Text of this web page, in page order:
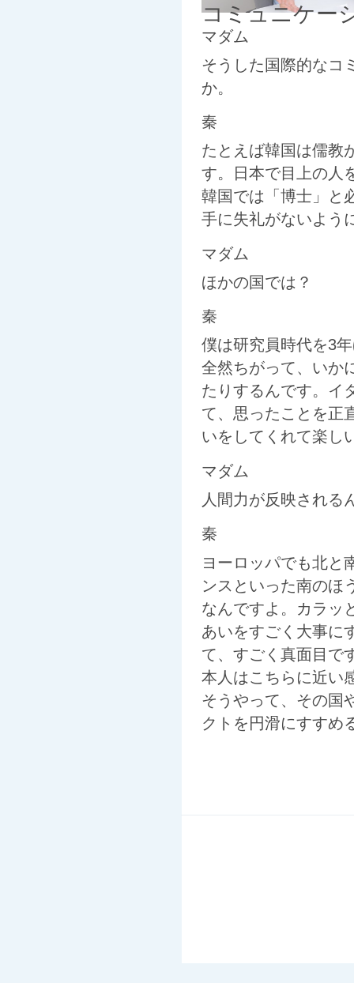
コミュニケー
マダム
そうした国際的なコ
か。
秦
たとえば韓国は儒教
す。日本で目上の人
韓国では「博士」と
手に失礼がないよう
マダム
ほかの国では？
秦
僕は研究員時代を3
全然ちがって、いか
たりするんです。イ
て、思ったことを正
いをしてくれて楽し
マダム
人間力が反映される
秦
ヨーロッパでも北と
ンスといった南のほ
なんですよ。カラッ
あいをすごく大事に
て、すごく真面目で
本人はこちらに近い
そうやって、その国
クトを円滑にすすめ